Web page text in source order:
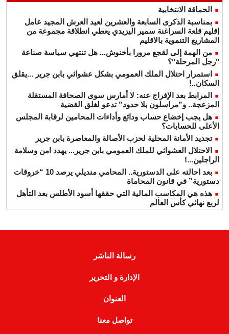
الحماقة الانتخابية
بمناسبة الذكرى السابعة والعشرين لعيد العرش المجيد عامل
إقليم قلعة السراغنة سمير اليزيدي يعطي انطلاقة مجموعة من
المشاريع التنموية بالاقليم
من الهمة إلى لقجع مرورا بأخنوش... هل تنتهي سياسة صناعة
"رجل المرحلة"؟
استمرار احتلال الملك العمومي بشكل عشوائي بابن جرير ...يقلق
السكان..!
المرابط بعد الإفراج عنه: لا أمارس سوى الصحافة المستقلة
المزعجة.. و”مراسلون بلا حدود” تدعو لغلق القضية
هل يجب إخضاع حساب ودائع وأداءات المحامين لرقابة المجلس
الأعلى للحسابات؟
تجديد الأمانة المحلية لحزب الأصالة والمعاصرة بابن جرير
الاحتلال العشوائي للملك العمومي بابن جرير... يهدد امن وسلامة
الراجلين...!
بعد احالته على الدستورية.. المحامي منديلي يرصد 10 “خروقات
دستورية” في قانون المحاماة
هذه هي المكاسب المالية التي حققها أسود الأطلس بعد التأهل
لربع نهائي كأس العالم
رسالة الناشر
الإدارة و التحرير
العنوان
تواصل معنا